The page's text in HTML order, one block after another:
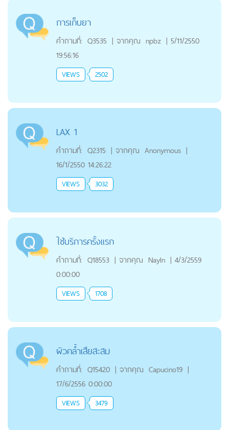
การเก็บยา
คำถามที่: Q3535 | จากคุณ npbz | 5/11/2550
19:56:16
VIEWS 2502
LAX 1
คำถามที่: Q2315 | จากคุณ Anonymous |
16/1/2550 14:26:22
VIEWS 3032
ใช้บริการครั้งแรก
คำถามที่: Q18553 | จากคุณ NayIn | 4/3/2559
0:00:00
VIEWS 1708
ผิวคล้ำเสียสะสม
คำถามที่: Q15420 | จากคุณ Capucino19 |
17/6/2556 0:00:00
VIEWS 3479